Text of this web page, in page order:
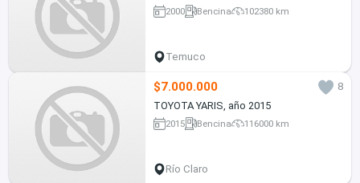
2000 Bencina 102380 km
Temuco
$7.000.000
8
TOYOTA YARIS, año 2015
2015 Bencina 116000 km
Río Claro